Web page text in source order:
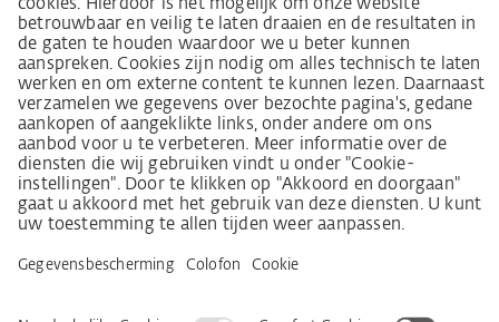
Wet inzake zorgvuldigheid in de toeleveringsketen
(LkSG) brochure
Beginselverklaring voor de mensenrechtstrategie
Beroepsinstantie
Colofon AVG
Privacyverklaring